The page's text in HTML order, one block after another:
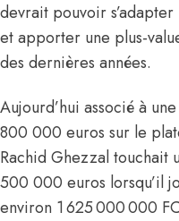
devrait pouvoir
et apporter une plus-
des dernières années.
Aujourd’hui associé à
800 000 euros sur le
Rachid Ghezzal touchait
500 000 euros lorsqu’il
environ 1 625 000 000